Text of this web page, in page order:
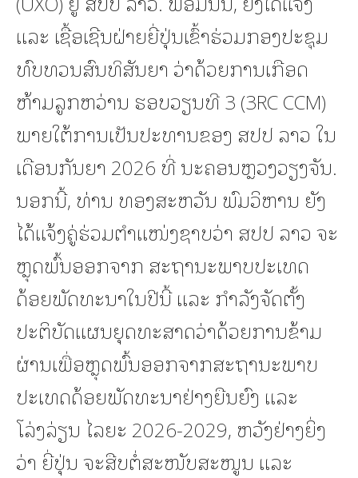
ແລະ ເຊື້ອເຊີນຝ່າຍຍີ່ປຸ່ນເຂົ້າຮ່ວມກອງປະຊຸມ
ທົບທວນສົນທິສັນຍາ ວ່າດ້ວຍການເກືອດ
ຫ້າມລູກຫວ່ານ ຮອບວຽນທີ 3 (3RC CCM)
ພາຍໃຕ້ການເປັນປະທານຂອງ ສປປ ລາວ ໃນ
ເດືອນກັນຍາ 2026 ທີ່ ນະຄອນຫຼວງວຽງຈັນ.
ນອກນີ້, ທ່ານ ທອງສະຫວັນ ພົມວິຫານ ຍັງ
ໄດ້ແຈ້ງຄູ່ຮ່ວມຕຳແໜ່ງຊາບວ່າ ສປປ ລາວ ຈະ
ຫຼຸດພົ້ນອອກຈາກ ສະຖານະພາບປະເທດ
ດ້ອຍພັດທະນາໃນປີນີ້ ແລະ ກຳລັງຈັດຕັ້ງ
ປະຕິບັດແຜນຍຸດທະສາດວ່າດ້ວຍການຂ້າມ
ຜ່ານເພື່ອຫຼຸດພົ້ນອອກຈາກສະຖານະພາບ
ປະເທດດ້ອຍພັດທະນາຢ່າງຍືນຍົງ ແລະ
ໂລ່ງລ່ຽນ ໄລຍະ 2026-2029, ຫວັງຢ່າງຍິ່ງ
ວ່າ ຍີ່ປຸ່ນ ຈະສືບຕໍ່ສະໜັບສະໜູນ ແລະ